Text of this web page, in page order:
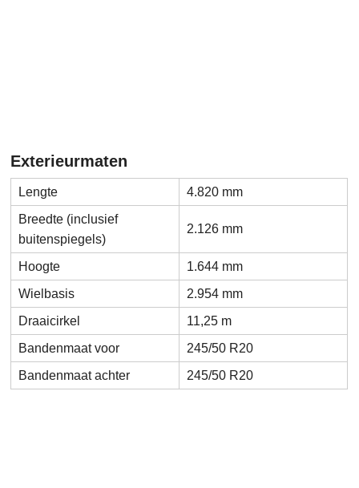
Exterieurmaten
Lengte
4.820 mm
Breedte (inclusief
buitenspiegels)
2.126 mm
Hoogte
1.644 mm
Wielbasis
2.954 mm
Draaicirkel
11,25 m
Bandenmaat voor
245/50 R20
Bandenmaat achter
245/50 R20